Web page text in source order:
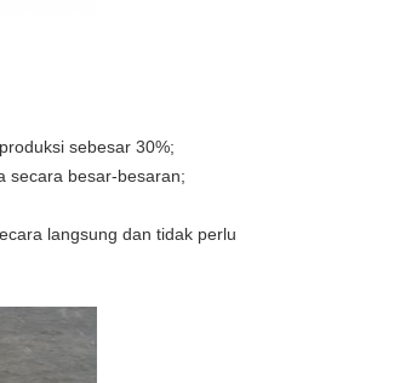
sebesar 30%;
secara besar-besaran;
langsung dan tidak perlu